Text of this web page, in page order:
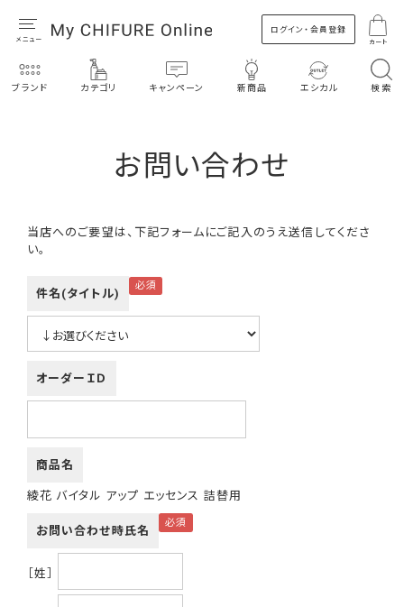
ログイン・会員登録
カート
ブランド カテゴリ キャンペーン 新商品 エシカル 検索
お問い合わせ
当店へのご要望は、下記フォームにご記入のうえ送信してくださ
い。
件名(タイトル)
オーダーＩＤ
商品名
綾花 バイタル アップ エッセンス 詰替用
お問い合わせ時氏名
［姓］